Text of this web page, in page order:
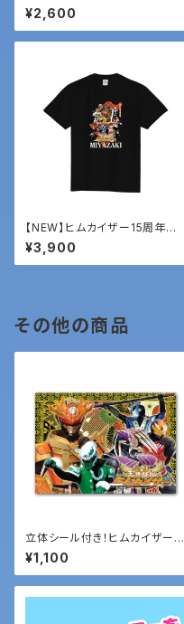
ン03「ホデリ」
¥2,600
【NEW】ヒムカイザー15周年記
念Tシャツ
¥3,900
その他の商品
立体シール付き！ヒムカイザーパ
ズル
¥1,100